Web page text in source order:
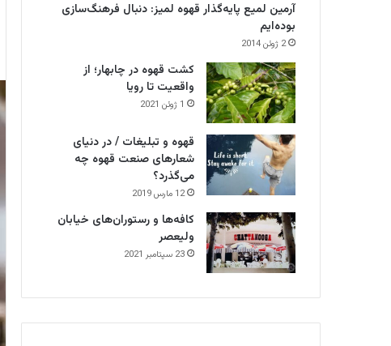
آرمین لمیع پایه‌گذار قهوه لمیز: دنبال فرهنگ‌سازی
بوده‌ایم
2 ژوئن 2014
کشت قهوه در چابهار؛ از
واقعیت تا رویا
1 ژوئن 2021
قهوه و تبلیغات / در دنیای
شعارهای صنعت قهوه چه
می‌گذرد؟
12 مارس 2019
کافه‌ها و رستوران‌های خیابان
ولیعصر
23 سپتامبر 2021